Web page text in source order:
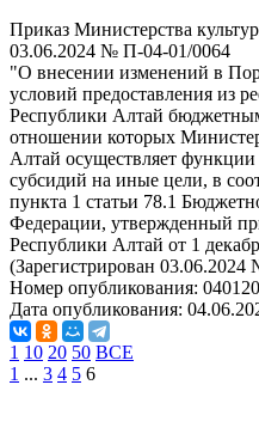
Приказ Министерства
03.06.2024 № П-04-01/0064
"О внесении изменений в
условий предоставления из
Республики Алтай
отношении которых
Алтай осуществляет
субсидий на иные цели, в
пункта 1 статьи 78.1
Федерации, утвержденный
Республики Алтай от 1
(Зарегистрирован 03.06.2024
Номер опубликования:
Дата опубликования:
1 10 20 50 ВСЕ
1 ... 3 4 5 6